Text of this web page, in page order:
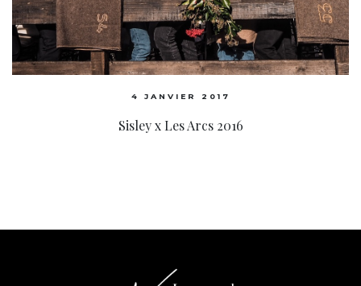
4 JANVIER 2017
Sisley x Les Arcs 2016